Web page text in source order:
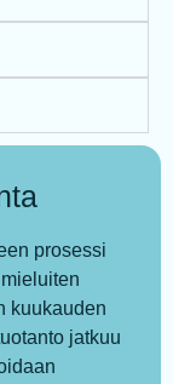
prosessi
kuukauden
jatkuu